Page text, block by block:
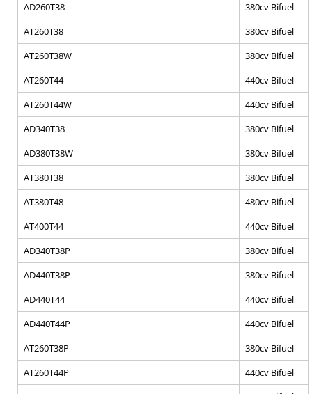
AD260T38
380cv Bifuel
AT260T38
380cv Bifuel
AT260T38W
380cv Bifuel
AT260T44
440cv Bifuel
AT260T44W
440cv Bifuel
AD340T38
380cv Bifuel
AD380T38W
380cv Bifuel
AT380T38
380cv Bifuel
AT380T48
480cv Bifuel
AT400T44
440cv Bifuel
AD340T38P
380cv Bifuel
AD440T38P
380cv Bifuel
AD440T44
440cv Bifuel
AD440T44P
440cv Bifuel
AT260T38P
380cv Bifuel
AT260T44P
440cv Bifuel